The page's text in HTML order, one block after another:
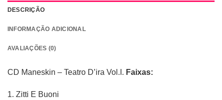
DESCRIÇÃO
INFORMAÇÃO ADICIONAL
AVALIAÇÕES (0)
CD Maneskin – Teatro D’ira Vol.I. Faixas:
1. Zitti E Buoni